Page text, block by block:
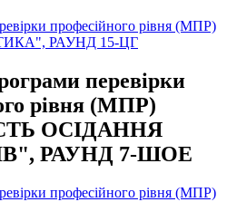
перевірки
рівня (МПР)
ОСІДАННЯ
РАУНД 7-ШОЕ